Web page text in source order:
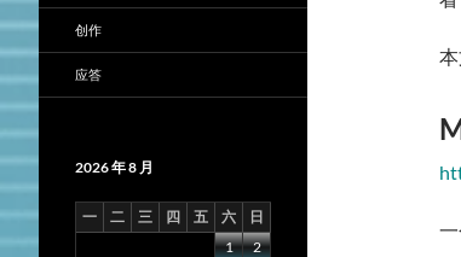
创作
应答
2026 年 8 月
一 二 三 四 五 六
日
1
2